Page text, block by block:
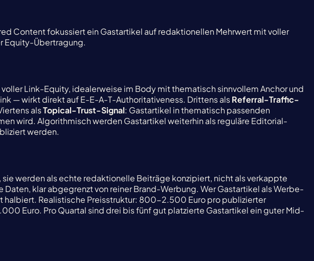
Content fokussiert ein Gastartikel auf redaktionellen Mehrwert mit voller
Equity-Übertragung.
Link-Equity, idealerweise im Body mit thematisch sinnvollem Anchor und
— wirkt direkt auf E-E-A-T-Authoritativeness. Drittens alsReferral-Traffic-
alsTopical-Trust-Signal: Gastartikel in thematisch passenden
wird. Algorithmisch werden Gastartikel weiterhin als reguläre Editorial-
werden.
werden als echte redaktionelle Beiträge konzipiert, nicht als verkappte
klar abgegrenzt von reiner Brand-Werbung. Wer Gastartikel als Werbe-
halbiert. Realistische Preisstruktur: 800-2.500 Euro pro publizierter
Euro. Pro Quartal sind drei bis fünf gut platzierte Gastartikel ein guter Mid-